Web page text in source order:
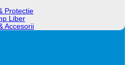
Protectie
Liber
Accesorii